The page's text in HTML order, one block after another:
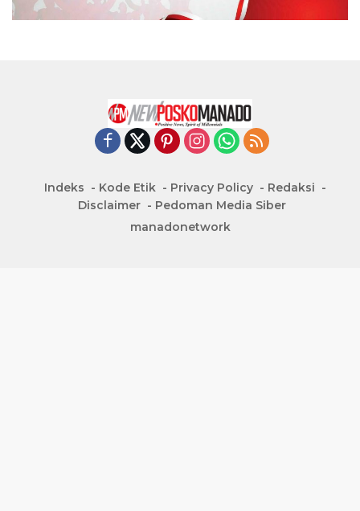
Indeks Kode Etik Privacy Policy
Redaksi
Disclaimer
Pedoman Media Siber
manadonetwork